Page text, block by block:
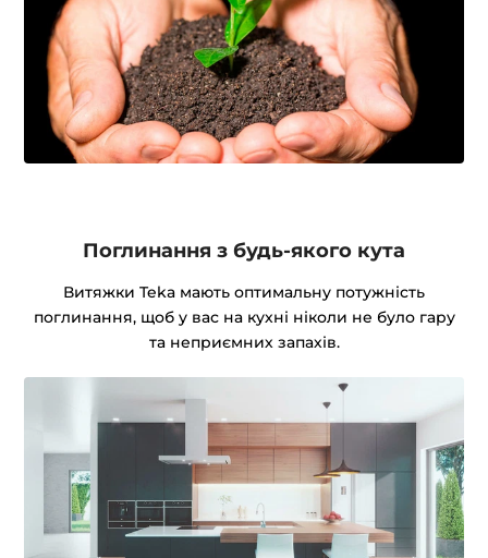
Поглинання з будь-якого кута
Витяжки Teka мають оптимальну потужність
поглинання, щоб у вас на кухні ніколи не було гару
та неприємних запахів.